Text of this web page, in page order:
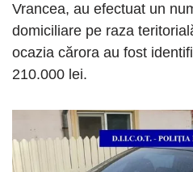
Vrancea, au efectuat un
domiciliare pe raza
ocazia cărora au fost
210.000 lei.